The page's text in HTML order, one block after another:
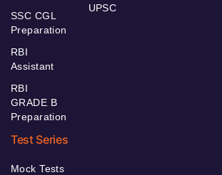
SSC CGL
Preparation
RBI
Assistant
RBI
GRADE B
Preparation
UPSC
Test Series
Mock Tests